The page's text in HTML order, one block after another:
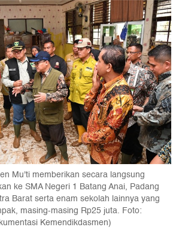
Mu'ti memberikan secara langsung
ke SMA Negeri 1 Batang Anai, Padang
Barat serta enam sekolah lainnya yang
masing-masing Rp25 juta. Foto:
Kemendikdasmen)